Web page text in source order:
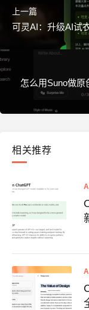
上一篇
可灵AI：升级AI试
怎么用Suno做
相关推荐